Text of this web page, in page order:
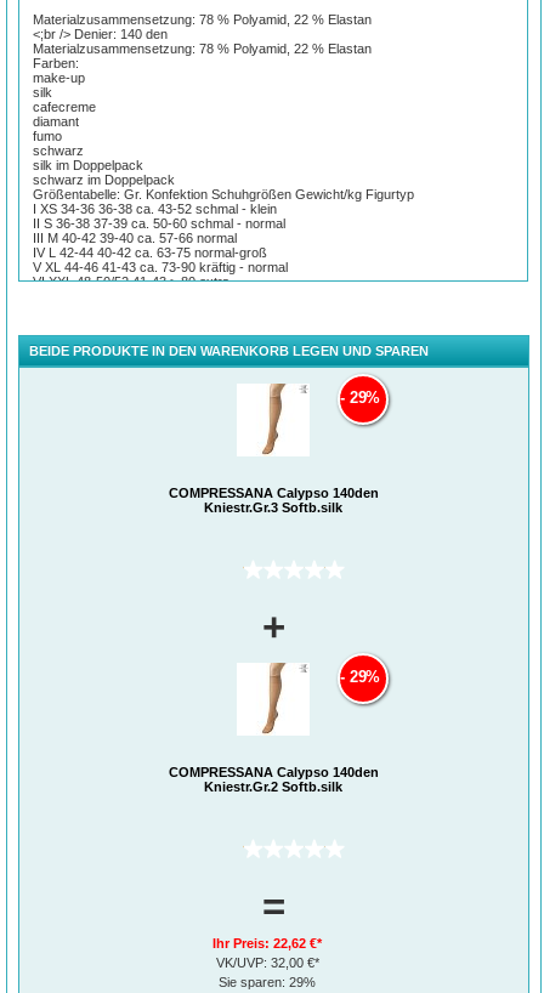
Materialzusammensetzung: 78 % Polyamid, 22 % Elastan
<;br /> Denier: 140 den
Materialzusammensetzung: 78 % Polyamid, 22 % Elastan
Farben:
make-up
silk
cafecreme
diamant
fumo
schwarz
silk im Doppelpack
schwarz im Doppelpack
Größentabelle: Gr. Konfektion Schuhgrößen Gewicht/kg Figurtyp
I XS 34-36 36-38 ca. 43-52 schmal - klein
II S 36-38 37-39 ca. 50-60 schmal - normal
III M 40-42 39-40 ca. 57-66 normal
IV L 42-44 40-42 ca. 63-75 normal-groß
V XL 44-46 41-43 ca. 73-90 kräftig - normal
VI XXL 48-50/52 41-43 > 80 extra
BEIDE PRODUKTE IN DEN WARENKORB LEGEN UND SPAREN
COMPRESSANA Calypso 140den
Kniestr.Gr.3 Softb.silk
(0)
29%
+
COMPRESSANA Calypso 140den
Kniestr.Gr.2 Softb.silk
(0)
29%
=
Ihr Preis:22,62 €*
VK/UVP: 32,00 €*
Sie sparen:29%